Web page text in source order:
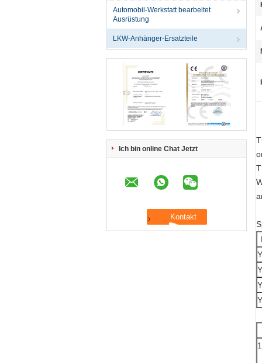
Automobil-Werkstatt bearbeitet
Ausrüstung
LKW-Anhänger-Ersatzteile
Ich bin online Chat Jetzt